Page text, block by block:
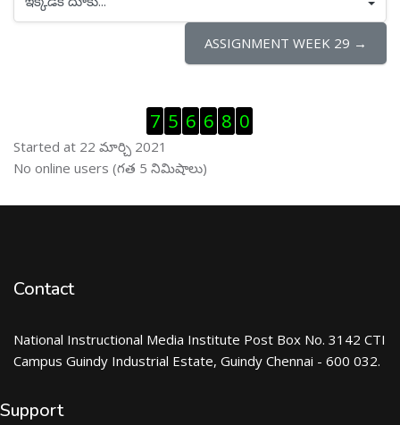
ఇక్కడికి దూకు...
ASSIGNMENT WEEK 29 →
Visitor Counter ను తప్పించు
7 5 6 6 8 0
Started at 22 మార్చి 2021
ఆన్ లైను వాడుకరులు ను తప్పించు
No online users (గత 5 నిమిషాలు)
Contact
National Instructional Media Institute Post Box No. 3142 CTI
Campus Guindy Industrial Estate, Guindy Chennai - 600 032.
Support